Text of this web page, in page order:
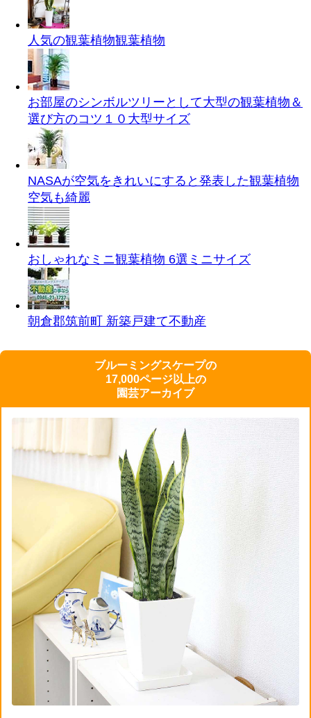
人気の観葉植物観葉植物
お部屋のシンボルツリーとして大型の観葉植物＆
選び方のコツ１０ 大型サイズ
NASAが空気をきれいにすると発表した観葉植物
空気も綺麗
おしゃれなミニ観葉植物 6選 ミニサイズ
朝倉郡筑前町 新築戸建て不動産
ブルーミングスケープの
17,000ページ以上の
園芸アーカイブ